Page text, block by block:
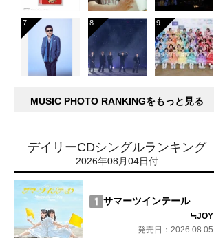
MUSIC PHOTO RANKINGをもっと見る
デイリーCDシングルランキング
2026年08月04日付
サマーツインテール
≒JOY
発売日：2026.08.05